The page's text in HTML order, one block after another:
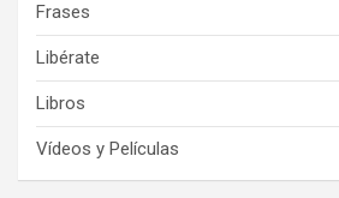
Frases
Libérate
Libros
Vídeos y Películas